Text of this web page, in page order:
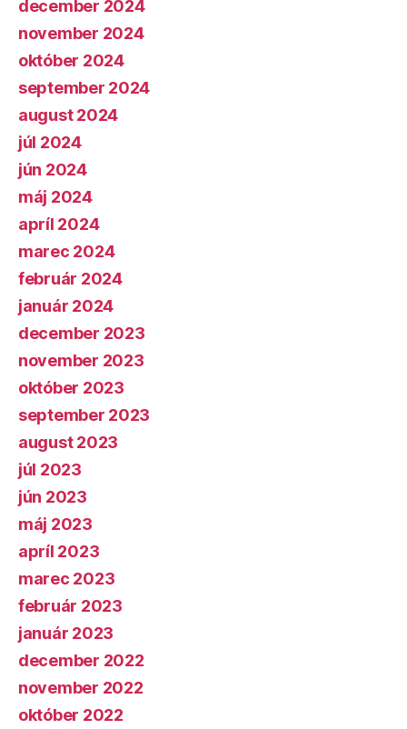
december 2024
november 2024
október 2024
september 2024
august 2024
júl 2024
jún 2024
máj 2024
apríl 2024
marec 2024
február 2024
január 2024
december 2023
november 2023
október 2023
september 2023
august 2023
júl 2023
jún 2023
máj 2023
apríl 2023
marec 2023
február 2023
január 2023
december 2022
november 2022
október 2022